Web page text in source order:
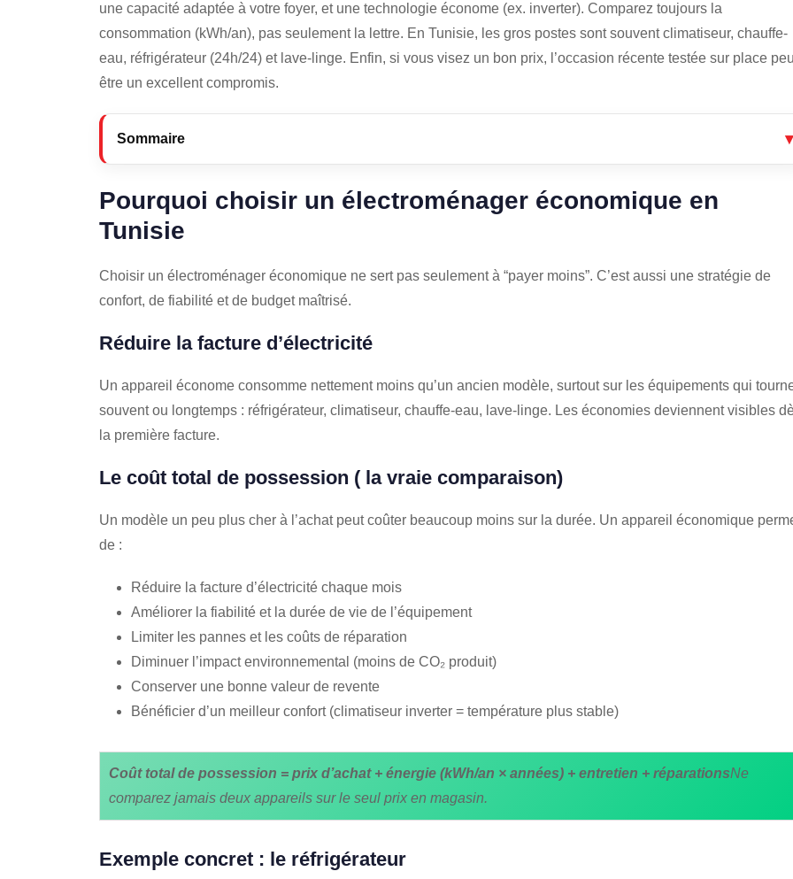
une capacité adaptée à votre foyer, et une technologie économe (ex. inverter). Comparez toujours la
consommation (kWh/an), pas seulement la lettre. En Tunisie, les gros postes sont souvent climatiseur, chauffe-
eau, réfrigérateur (24h/24) et lave-linge. Enfin, si vous visez un bon prix, l’occasion récente testée sur place
être un excellent compromis.
Sommaire
Pourquoi choisir un électroménager économique en
Tunisie
Choisir un électroménager économique ne sert pas seulement à “payer moins”. C’est aussi une stratégie de
confort, de fiabilité et de budget maîtrisé.
Réduire la facture d’électricité
Un appareil économe consomme nettement moins qu’un ancien modèle, surtout sur les équipements qui
souvent ou longtemps : réfrigérateur, climatiseur, chauffe-eau, lave-linge. Les économies deviennent visibles
la première facture.
Le coût total de possession ( la vraie comparaison)
Un modèle un peu plus cher à l’achat peut coûter beaucoup moins sur la durée. Un appareil économique
de :
Réduire la facture d’électricité chaque mois
Améliorer la fiabilité et la durée de vie de l’équipement
Limiter les pannes et les coûts de réparation
Diminuer l’impact environnemental (moins de CO₂ produit)
Conserver une bonne valeur de revente
Bénéficier d’un meilleur confort (climatiseur inverter = température plus stable)
Coût total de possession = prix d’achat + énergie (kWh/an × années) + entretien + réparationsNe
comparez jamais deux appareils sur le seul prix en magasin.
Exemple concret : le réfrigérateur